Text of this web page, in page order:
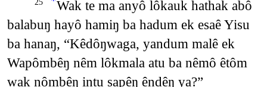
25
Wak te ma anyô lôkauk hathak abô
balabuŋ hayô hamiŋ ba hadum ek esaê Yisu
ba hanaŋ, “Kêdôŋwaga, yandum malê ek
Wapômbêŋ nêm lôkmala atu ba nêmô êtôm
wak nômbêŋ intu sapêŋ êndêŋ ya?”